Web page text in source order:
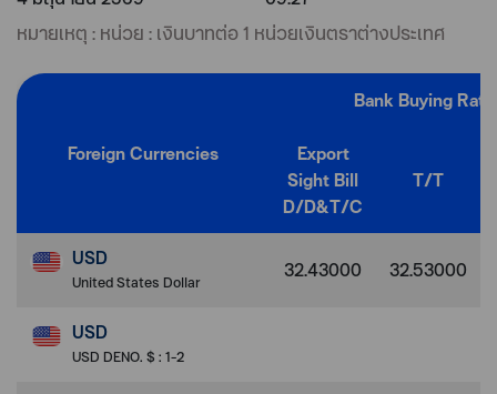
หมายเหตุ : หน่วย : เงินบาทต่อ 1 หน่วยเงินตราต่างประเทศ
Foreign Currencies
Bank Buying
Export
Sight Bill
D/D&T/C
T/T
USD
United States Dollar 32.43000 32.53000
USD
USD DENO. $ : 1-2